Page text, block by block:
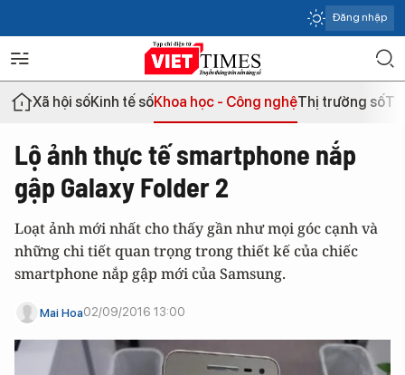
Đăng nhập
Xã hội sốKinh tế sốKhoa học - Công nghệThị trường số
Lộ ảnh thực tế smartphone nắp
gập Galaxy Folder 2
Loạt ảnh mới nhất cho thấy gần như mọi góc cạnh và
những chi tiết quan trọng trong thiết kế của chiếc
smartphone nắp gập mới của Samsung.
Mai Hoa02/09/2016 13:00